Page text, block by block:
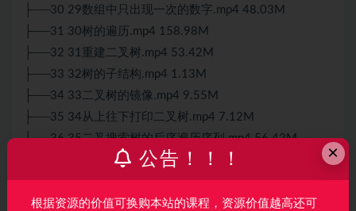
├──30 29数组中只出现一次的数字.mp4 48.03M
├──31 30树的遍历.mp4 158.98M
├──32 31重建二叉树.mp4 53.42M
├──33 32树的子结构.mp4 1.13M
├──34 33二叉树的镜像.mp4 9.55M
├──35 34从上往下打印二叉树.mp4 7.12M
├──36 35二叉搜索树的后序遍历序列.mp4 56.42M
├──37 36二叉树中和为某一值的路径.mp4 56.04M
├──38 37二叉搜索树与双向链表.mp4 10.87M
├──39 38二叉搜索树与双向链表-详解.mp4 987.06kb
×
公告！！！
根据资源的价值可换购本站的课程，资源价值越高还可